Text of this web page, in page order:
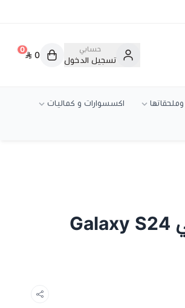
حسابي
تسجيل الدخول
0
0
اكسسوارات و كماليات
كفر سامسونج S24 الترا الأصلي Galaxy S24